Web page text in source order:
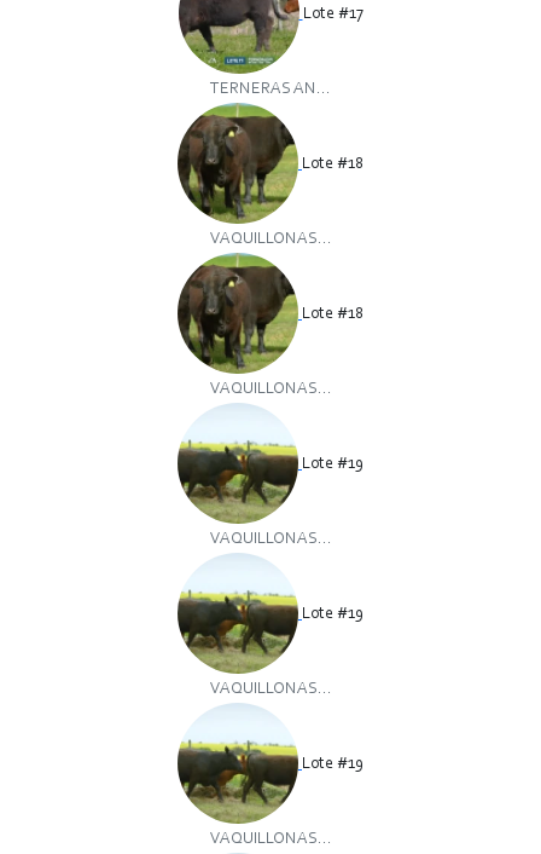
Lote #17
TERNERAS AN...
Lote #18
VAQUILLONAS...
Lote #18
VAQUILLONAS...
Lote #19
VAQUILLONAS...
Lote #19
VAQUILLONAS...
Lote #19
VAQUILLONAS...